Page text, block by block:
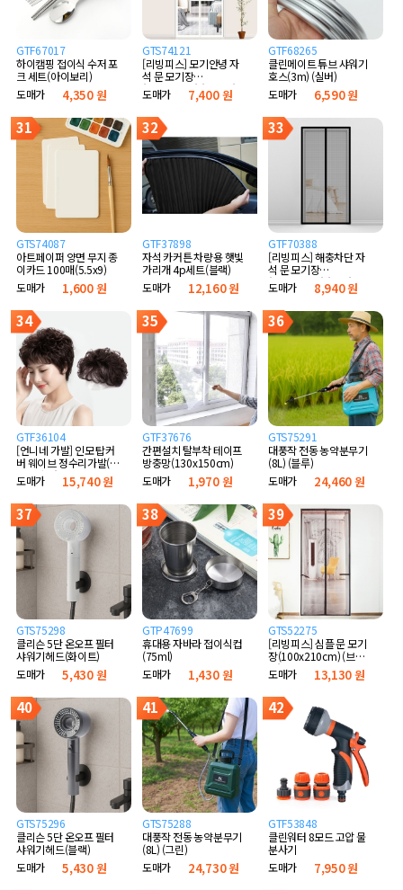
GTF67017
하이캠핑 접이식 수저 포
크 세트(아이보리)
도매가
4,350 원
GTS74121
[리빙피스] 모기안녕 자
석 문 모기장
(90x210cm) (화이트)
도매가 7,400 원
GTF68265
클린메이트 튜브 샤워기
호스(3m) (실버)
도매가
6,590 원
31
GTS74087
아트페이퍼 양면 무지 종
이카드 100매(5.5x9)
도매가
1,600 원
32
GTF37898
자석 카커튼 차량용 햇빛
가리개 4p세트(블랙)
도매가
12,160 원
33
GTF70388
[리빙피스] 해충차단 자
석 문 모기장
(90x210cm) (블랙)
도매가 8,940 원
34
GTF36104
[언니네 가발] 인모 탑커
버 웨이브 정수리가발(다
크브라운)
도매가 15,740 원
35
GTF37676
간편설치 탈부착 테이프
방충망(130x150cm)
도매가
1,970 원
36
GTS75291
대풍작 전동 농약분무기
(8L) (블루)
도매가
24,460 원
37
GTS75298
클리슨 5단 온오프 필터
샤워기헤드(화이트)
도매가
5,430 원
38
GTP47699
휴대용 자바라 접이식컵
(75ml)
도매가
1,430 원
39
GTS52275
[리빙피스] 심플 문 모기
장(100x210cm) (브라
운)
도매가 13,130 원
40
GTS75296
클리슨 5단 온오프 필터
샤워기헤드(블랙)
도매가
5,430 원
41
GTS75288
대풍작 전동 농약분무기
(8L) (그린)
도매가
24,730 원
42
GTF53848
클린워터 8모드 고압 물
분사기
도매가
7,950 원